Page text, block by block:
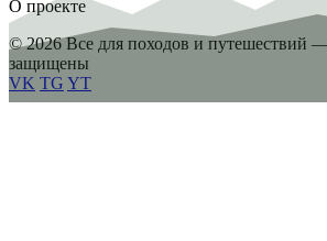
О проекте
© 2026 Все для походов и путешествий
защищены
VK TG YT